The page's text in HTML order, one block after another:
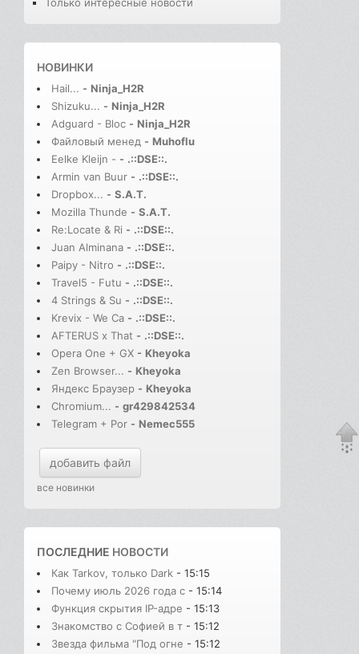
Только интересные новости
НОВИНКИ
Hail... - Ninja_H2R
Shizuku... - Ninja_H2R
Adguard - Bloc - Ninja_H2R
Файловый менед - Muhoflu
Eelke Kleijn - - .::DSE::.
Armin van Buur - .::DSE::.
Dropbox... - S.A.T.
Mozilla Thunde - S.A.T.
Re:Locate & Ri - .::DSE::.
Juan Alminana - .::DSE::.
Paipy - Nitro - .::DSE::.
Travel5 - Futu - .::DSE::.
4 Strings & Su - .::DSE::.
Krevix - We Ca - .::DSE::.
AFTERUS x That - .::DSE::.
Opera One + GX - Kheyoka
Zen Browser... - Kheyoka
Яндекс Браузер - Kheyoka
Chromium... - gr429842534
Telegram + Por - Nemec555
добавить файл
все новинки
ПОСЛЕДНИЕ НОВОСТИ
Как Tarkov, только Dark - 15:15
Почему июль 2026 года с - 15:14
Функция скрытия IP-адре - 15:13
Знакомство с Софией в т - 15:12
Звезда фильма "Под огне - 15:12